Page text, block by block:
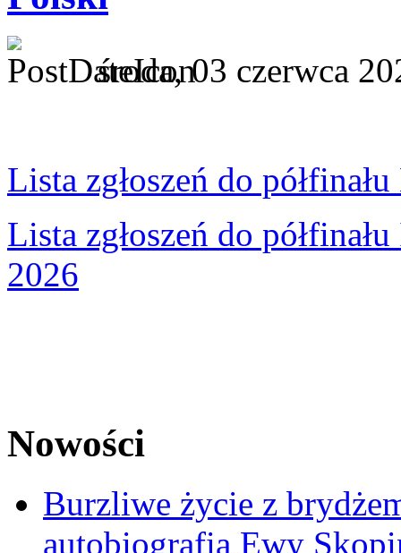
środa, 03 czerwca
Lista zgłoszeń do
Lista zgłoszeń do
2026
Nowości
Burzliwe życie z
autobiografia Ewy